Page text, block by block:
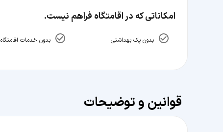
امکاناتی که در اقامتگاه فراهم نیست.
بدون پک بهداشتی بدون خدمات اقامتگاه
قوانین و توضیحات